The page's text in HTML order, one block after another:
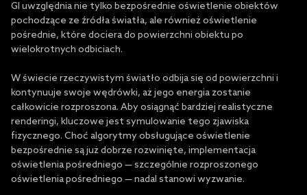
GI uwzględnia nie tylko bezpośrednie oświetlenie obiektów
pochodzące ze źródła światła, ale również oświetlenie
pośrednie, które dociera do powierzchni obiektu po
wielokrotnych odbiciach.
W świecie rzeczywistym światło odbija się od powierzchni i
kontynuuje swoje wędrówki, aż jego energia zostanie
całkowicie rozproszona. Aby osiągnąć bardziej realistyczne
renderingi, kluczowe jest symulowanie tego zjawiska
fizycznego. Choć algorytmy obsługujące oświetlenie
bezpośrednie są już dobrze rozwinięte, implementacja
oświetlenia pośredniego — szczególnie rozproszonego
oświetlenia pośredniego — nadal stanowi wyzwanie.